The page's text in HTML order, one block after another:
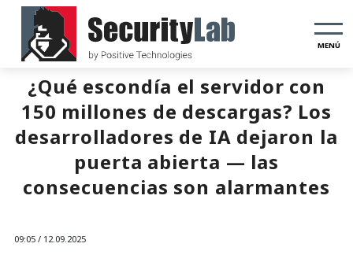
MENÚ
¿Qué escondía el servidor con
150 millones de descargas? Los
desarrolladores de IA dejaron la
puerta abierta — las
consecuencias son alarmantes
09:05 / 12.09.2025